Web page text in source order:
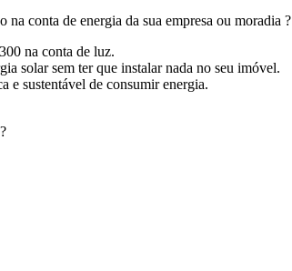
conta de energia da sua empresa ou moradia ?
na conta de luz.
solar sem ter que instalar nada no seu imóvel.
e sustentável de consumir energia.